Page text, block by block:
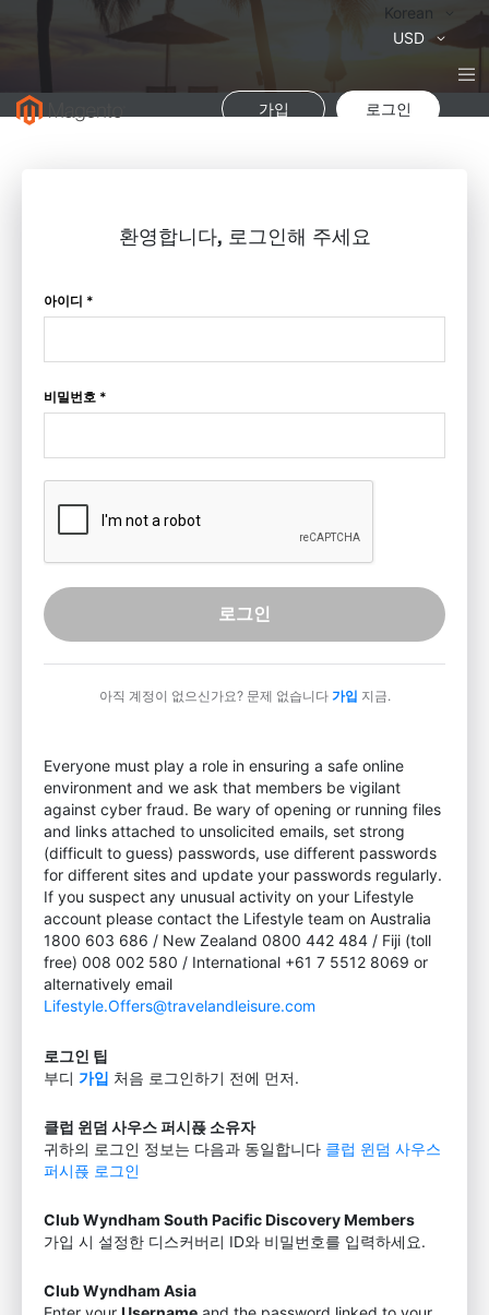
Language
Korean
USD
가입 로그인
환영합니다, 로그인해 주세요
아이디 *
비밀번호 *
로그인
아직 계정이 없으신가요? 문제 없습니다 가입 지금.
Everyone must play a role in ensuring a safe online
environment and we ask that members be vigilant
against cyber fraud. Be wary of opening or running files
and links attached to unsolicited emails, set strong
(difficult to guess) passwords, use different passwords
for different sites and update your passwords regularly.
If you suspect any unusual activity on your Lifestyle
account please contact the Lifestyle team on Australia
1800 603 686 / New Zealand 0800 442 484 / Fiji (toll
free) 008 002 580 / International +61 7 5512 8069 or
alternatively email
Lifestyle.Offers@travelandleisure.com
로그인 팁
부디 가입 처음 로그인하기 전에 먼저.
클럽 윈덤 사우스 퍼시픉 소유자
귀하의 로그인 정보는 다음과 동일합니다 클럽 윈덤 사우스
퍼시픉 로그인
Club Wyndham South Pacific Discovery Members
가입 시 설정한 디스커버리 ID와 비밀번호를 입력하세요.
Club Wyndham Asia